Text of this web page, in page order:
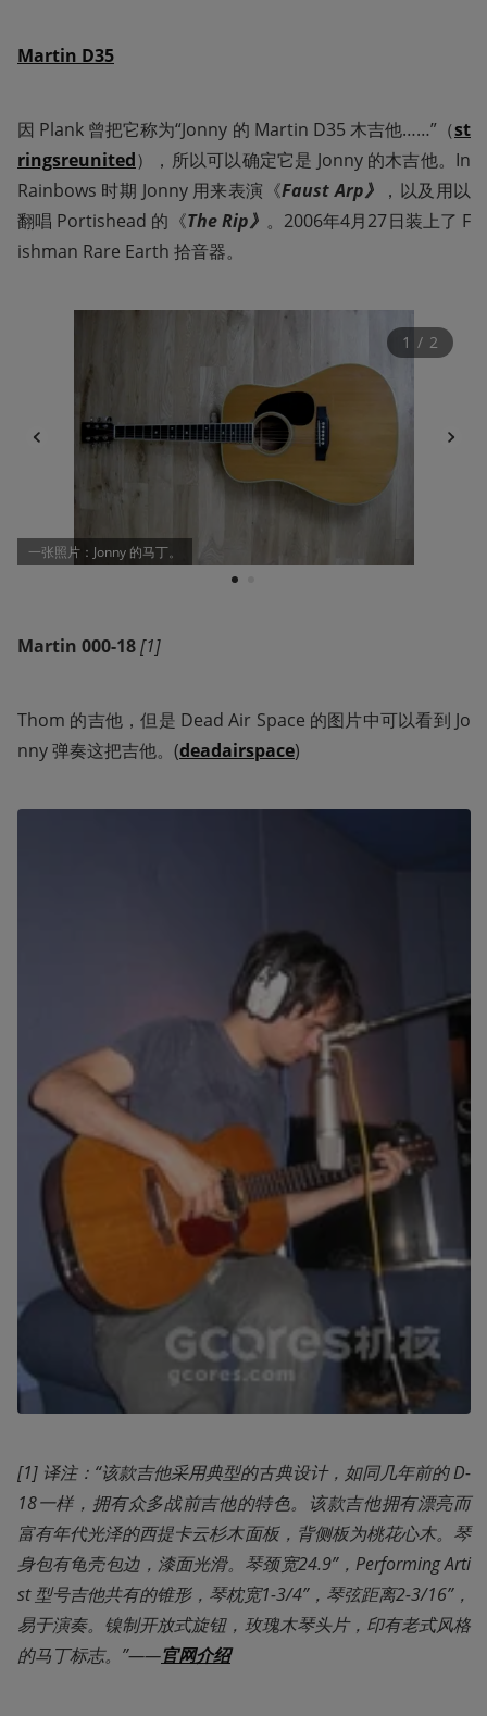
Martin D35
因 Plank 曾把它称为“Jonny 的 Martin D35 木吉他……”（st
ringsreunited），所以可以确定它是 Jonny 的木吉他。In
Rainbows 时期 Jonny 用来表演《Faust Arp》
，以及用以
翻唱 Portishead 的《The Rip》 。2006年4月27日装上了 F
ishman Rare Earth 拾音器。
一张照片：Jonny 的马丁。
1
1 / 2
Martin 000-18 [1]
Thom 的吉他，但是 Dead Air Space 的图片中可以看到 Jo
nny 弹奏这把吉他。(deadairspace)
[1] 译注：“该款吉他采用典型的古典设计，如同几年前的 D-
18一样，拥有众多战前吉他的特色。该款吉他拥有漂亮而
富有年代光泽的西提卡云杉木面板，背侧板为桃花心木。琴
身包有龟壳包边，漆面光滑。琴颈宽24.9”，Performing Arti
st 型号吉他共有的锥形，琴枕宽1-3/4”，琴弦距离2-3/16”，
易于演奏。镍制开放式旋钮，玫瑰木琴头片，印有老式风格
的马丁标志。”——官网介绍